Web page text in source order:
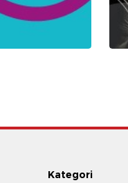
Kategori